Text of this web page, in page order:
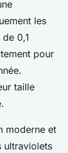
les
0,1
pour
taille
moderne et
ultraviolets